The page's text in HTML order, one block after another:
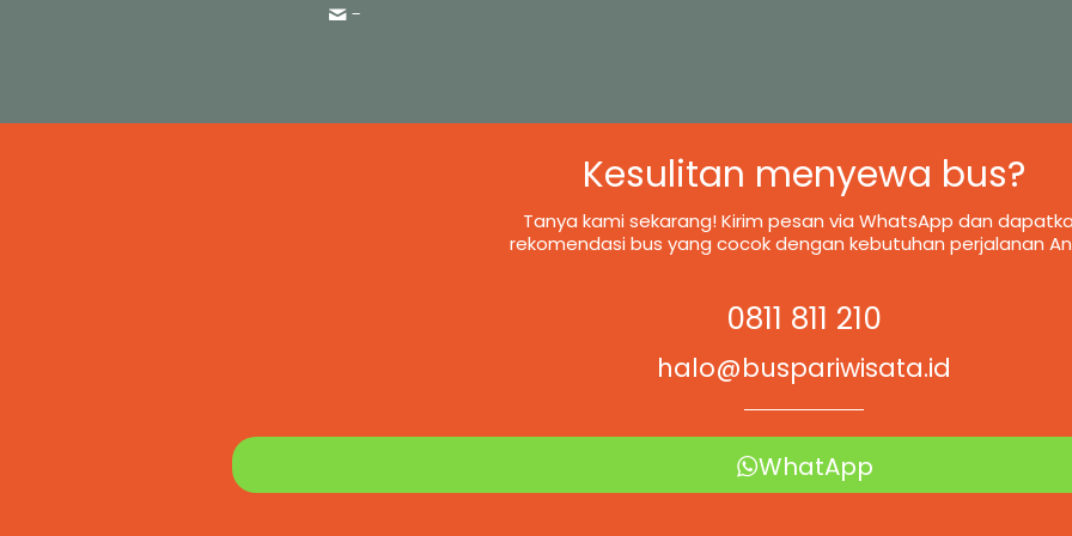
-
Kesulitan menyewa bus?
Tanya kami sekarang! Kirim pesan via WhatsApp dan
rekomendasi bus yang cocok dengan kebutuhan perjalanan
0811 811 210
halo@buspariwisata.id
WhatApp